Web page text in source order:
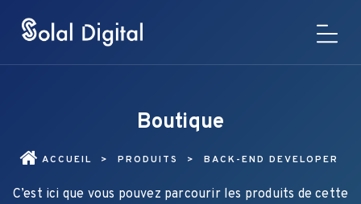
Boutique
ACCUEIL > PRODUITS > BACK-END DEVELOPER
C’est ici que vous pouvez parcourir les produits de cette